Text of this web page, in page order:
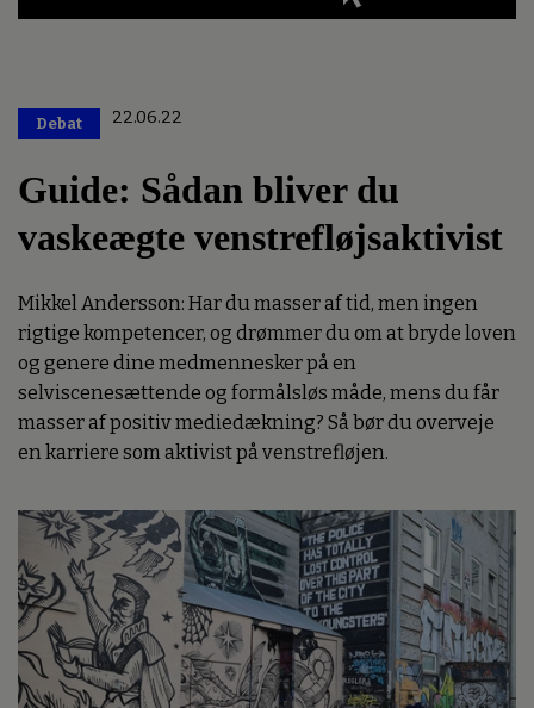
Debat 22.06.22
Guide: Sådan bliver du
vaskeægte venstrefløjsaktivist
Mikkel Andersson: Har du masser af tid, men ingen
rigtige kompetencer, og drømmer du om at bryde loven
og genere dine medmennesker på en
selviscenesættende og formålsløs måde, mens du får
masser af positiv mediedækning? Så bør du overveje
en karriere som aktivist på venstrefløjen.